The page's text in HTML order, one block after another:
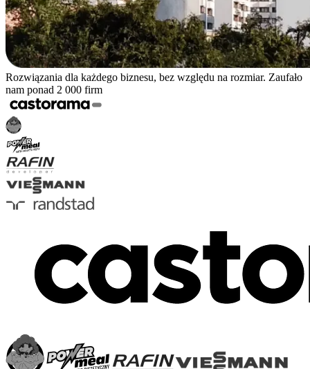
Rozwiązania dla każdego biznesu, bez względu na rozmiar. Zaufało
nam ponad 2 000 firm